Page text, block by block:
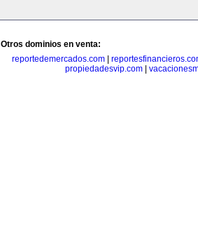
Otros dominios en venta:
reportedemercados.com
propiedadesvip.com